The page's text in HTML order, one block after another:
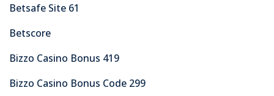
Betsafe Site 61
Betscore
Bizzo Casino Bonus 419
Bizzo Casino Bonus Code 299